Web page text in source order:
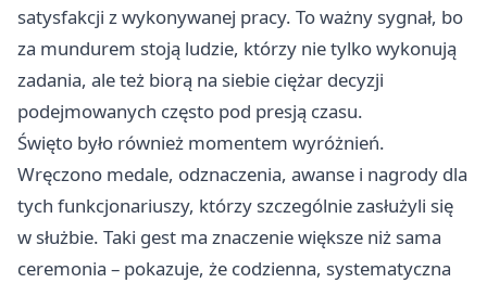
satysfakcji z wykonywanej pracy. To ważny sygnał, bo
za mundurem stoją ludzie, którzy nie tylko wykonują
zadania, ale też biorą na siebie ciężar decyzji
podejmowanych często pod presją czasu.
Święto było również momentem wyróżnień.
Wręczono medale, odznaczenia, awanse i nagrody dla
tych funkcjonariuszy, którzy szczególnie zasłużyli się
w służbie. Taki gest ma znaczenie większe niż sama
ceremonia – pokazuje, że codzienna, systematyczna